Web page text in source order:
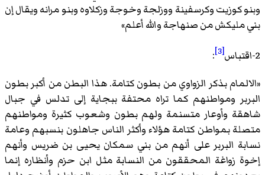
وبنو كوزيت وكرسفينة ووزلجة وخوجة وزكلاوه وبنو مرانه ويقال إن
بني مليكش من صنهاجة والله أعلم»
2-اقتباس
[3]
:
«الالمام بذكر الزواوي من بطون كتامة. هذا البطن من أكبر بطون
البربر ومواطنهم كما تراه محتفة ببجاية إلى تدلس في جبال
شاهقة وأوعار متسنمة ولهم بطون وشعوب كثيرة ومواطنهم
متصلة بمواطن كتامة هؤلاء وأكثر الناس جاهلون بنسبهم وعامة
نسابة البربر على أنهم من بني سمكان يحيى بن ضريس وأنهم
إخوة زواغة المحققون من النسابة مثل ابن حزم وأنظاره إنما